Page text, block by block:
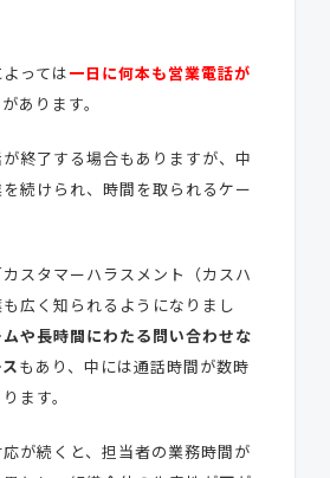
っては一日に何本も営業電話が
あります。
終了する場合もありますが、中
続けられ、時間を取られるケー
スタマーハラスメント（カスハ
広く知られるようになりまし
や長時間にわたる問い合わせな
もあり、中には通話時間が数時
ます。
が続くと、担当者の業務時間が